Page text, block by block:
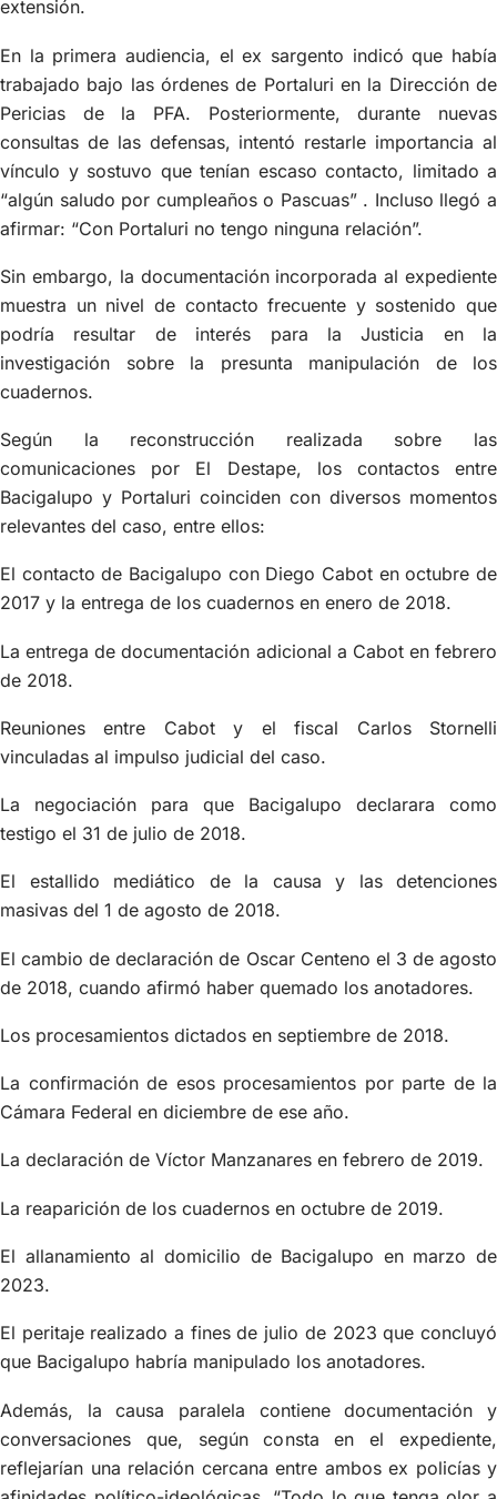
extensión.
En la primera audiencia, el ex sargento indicó que había
trabajado bajo las órdenes de Portaluri en la Dirección de
Pericias de la PFA. Posteriormente, durante nuevas
consultas de las defensas, intentó restarle importancia al
vínculo y sostuvo que tenían escaso contacto, limitado a
“algún saludo por cumpleaños o Pascuas” . Incluso llegó a
afirmar: “Con Portaluri no tengo ninguna relación”.
Sin embargo, la documentación incorporada al expediente
muestra un nivel de contacto frecuente y sostenido que
podría resultar de interés para la Justicia en la
investigación sobre la presunta manipulación de los
cuadernos.
Según la reconstrucción realizada sobre las
comunicaciones por El Destape, los contactos entre
Bacigalupo y Portaluri coinciden con diversos momentos
relevantes del caso, entre ellos:
El contacto de Bacigalupo con Diego Cabot en octubre de
2017 y la entrega de los cuadernos en enero de 2018.
La entrega de documentación adicional a Cabot en febrero
de 2018.
Reuniones entre Cabot y el fiscal Carlos Stornelli
vinculadas al impulso judicial del caso.
La negociación para que Bacigalupo declarara como
testigo el 31 de julio de 2018.
El estallido mediático de la causa y las detenciones
masivas del 1 de agosto de 2018.
El cambio de declaración de Oscar Centeno el 3 de agosto
de 2018, cuando afirmó haber quemado los anotadores.
Los procesamientos dictados en septiembre de 2018.
La confirmación de esos procesamientos por parte de la
Cámara Federal en diciembre de ese año.
La declaración de Víctor Manzanares en febrero de 2019.
La reaparición de los cuadernos en octubre de 2019.
El allanamiento al domicilio de Bacigalupo en marzo de
2023.
El peritaje realizado a fines de julio de 2023 que concluyó
que Bacigalupo habría manipulado los anotadores.
Además, la causa paralela contiene documentación y
conversaciones que, según consta en el expediente,
reflejarían una relación cercana entre ambos ex policías y